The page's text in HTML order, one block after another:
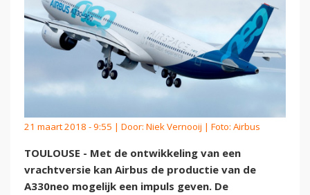
21 maart 2018 - 9:55 | Door: Niek Vernooij | Foto: Airbus
TOULOUSE - Met de ontwikkeling van een
vrachtversie kan Airbus de productie van de
A330neo mogelijk een impuls geven. De